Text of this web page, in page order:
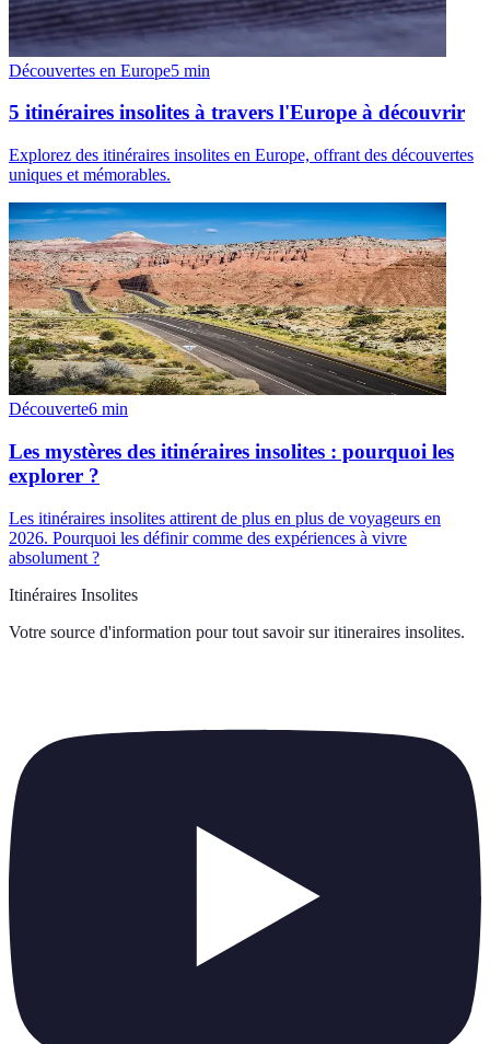
Découvertes en Europe5 min
5 itinéraires insolites à travers l'Europe à découvrir
Explorez des itinéraires insolites en Europe, offrant des découvertes
uniques et mémorables.
Découverte6 min
Les mystères des itinéraires insolites : pourquoi les
explorer ?
Les itinéraires insolites attirent de plus en plus de voyageurs en
2026. Pourquoi les définir comme des expériences à vivre
absolument ?
Itinéraires Insolites
Votre source d'information pour tout savoir sur itineraires insolites.